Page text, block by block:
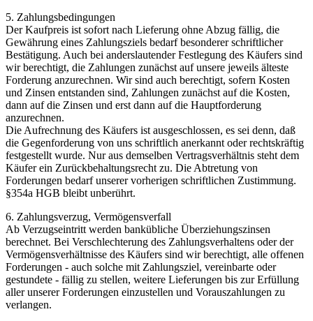
5. Zahlungsbedingungen
Der Kaufpreis ist sofort nach Lieferung ohne Abzug fällig, die
Gewährung eines Zahlungsziels bedarf besonderer schriftlicher
Bestätigung. Auch bei anderslautender Festlegung des Käufers sind
wir berechtigt, die Zahlungen zunächst auf unsere jeweils älteste
Forderung anzurechnen. Wir sind auch berechtigt, sofern Kosten
und Zinsen entstanden sind, Zahlungen zunächst auf die Kosten,
dann auf die Zinsen und erst dann auf die Hauptforderung
anzurechnen.
Die Aufrechnung des Käufers ist ausgeschlossen, es sei denn, daß
die Gegenforderung von uns schriftlich anerkannt oder rechtskräftig
festgestellt wurde. Nur aus demselben Vertragsverhältnis steht dem
Käufer ein Zurückbehaltungsrecht zu. Die Abtretung von
Forderungen bedarf unserer vorherigen schriftlichen Zustimmung.
§354a HGB bleibt unberührt.
6. Zahlungsverzug, Vermögensverfall
Ab Verzugseintritt werden bankübliche Überziehungszinsen
berechnet. Bei Verschlechterung des Zahlungsverhaltens oder der
Vermögensverhältnisse des Käufers sind wir berechtigt, alle offenen
Forderungen - auch solche mit Zahlungsziel, vereinbarte oder
gestundete - fällig zu stellen, weitere Lieferungen bis zur Erfüllung
aller unserer Forderungen einzustellen und Vorauszahlungen zu
verlangen.